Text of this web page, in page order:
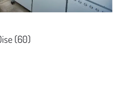
(60)